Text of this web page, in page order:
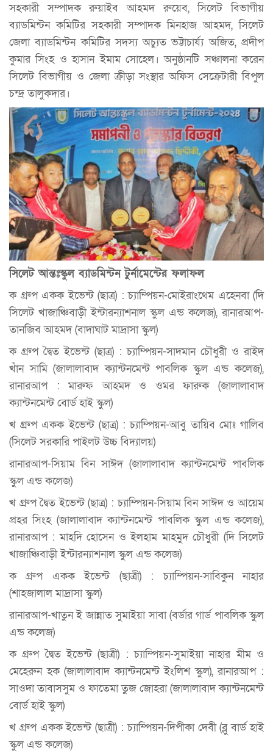
সহকারী সম্পাদক রুয়াইব আহমদ রুয়েব, সিলেট বিভাগীয়
ব্যাডমিন্টন কমিটির সহকারী সম্পাদক মিনহাজ আহমদ, সিলেট
জেলা ব্যাডমিন্টন কমিটির সদস্য অচ্যুত ভট্টাচার্য্য অজিত, প্রদীপ
কুমার সিংহ ও হাসান ইমাম সোহেল। অনুষ্ঠানটি সঞ্চালনা করেন
সিলেট বিভাগীয় ও জেলা ক্রীড়া সংস্থার অফিস সেক্রেটারী বিপুল
চন্দ্র তালুকদার।
সিলেট আন্তঃস্কুল ব্যাডমিন্টন টুর্নামেন্টের ফলাফল
ক গ্রুপ একক ইভেন্ট (ছাত্র) : চ্যাম্পিয়ন-মোইরাংথেম এহেনবা (দি
সিলেট খাজাঞ্চিবাড়ী ইন্টারন্যাশনাল স্কুল এন্ড কলেজ), রানারআপ-
তানজিব আহমদ (বাদাঘাট মাদ্রাসা স্কুল)
ক গ্রুপ দ্বৈত ইভেন্ট (ছাত্র) : চ্যাম্পিয়ন-সাদমান চৌধুরী ও রাইদ
খাঁন সামি (জালালাবাদ ক্যান্টনমেন্ট পাবলিক স্কুল এন্ড কলেজ),
রানারআপ : মারুফ আহমদ ও ওমর ফারুক (জালালাবাদ
ক্যান্টনমেন্ট বোর্ড হাই স্কুল)
খ গ্রুপ একক ইভেন্ট (ছাত্র) : চ্যাম্পিয়ন-আবু তায়িব মোঃ গালিব
(সিলেট সরকারি পাইলট উচ্চ বিদ্যালয়)
রানারআপ-সিয়াম বিন সাঈদ (জালালাবাদ ক্যান্টনমেন্ট পাবলিক
স্কুল এন্ড কলেজ)
খ গ্রুপ দ্বৈত ইভেন্ট (ছাত্র) : চ্যাম্পিয়ন-সিয়াম বিন সাঈদ ও আয়েম
প্রহর সিংহ (জালালাবাদ ক্যান্টনমেন্ট পাবলিক স্কুল এন্ড কলেজ),
রানারআপ : মাহদি হোসেন ও ইলহাম মাহমুদ চৌধুরী (দি সিলেট
খাজাঞ্চিবাড়ী ইন্টারন্যাশনাল স্কুল এন্ড কলেজ)
ক গ্রুপ একক ইভেন্ট (ছাত্রী) : চ্যাম্পিয়ন-সাবিকুন নাহার
(শাহজালাল মাদ্রাসা স্কুল)
রানারআপ-খাতুন ই জান্নাত সুমাইয়া সাবা (বর্ডার গার্ড পাবলিক স্কুল
এন্ড কলেজ)
ক গ্রুপ দ্বৈত ইভেন্ট (ছাত্রী) : চ্যাম্পিয়ন-সুমাইয়া নাহার মীম ও
মেহেরুন হক (জালালাবাদ ক্যান্টনমেন্ট ইংলিশ স্কুল), রানারআপ :
সাওদা তাবাসসুম ও ফাতেমা তুজ জোহরা (জালালাবাদ ক্যান্টনমেন্ট
বোর্ড হাই স্কুল)
খ গ্রুপ একক ইভেন্ট (ছাত্রী) : চ্যাম্পিয়ন-দিপীকা দেবী (ব্লু বার্ড হাই
স্কুল এন্ড কলেজ)